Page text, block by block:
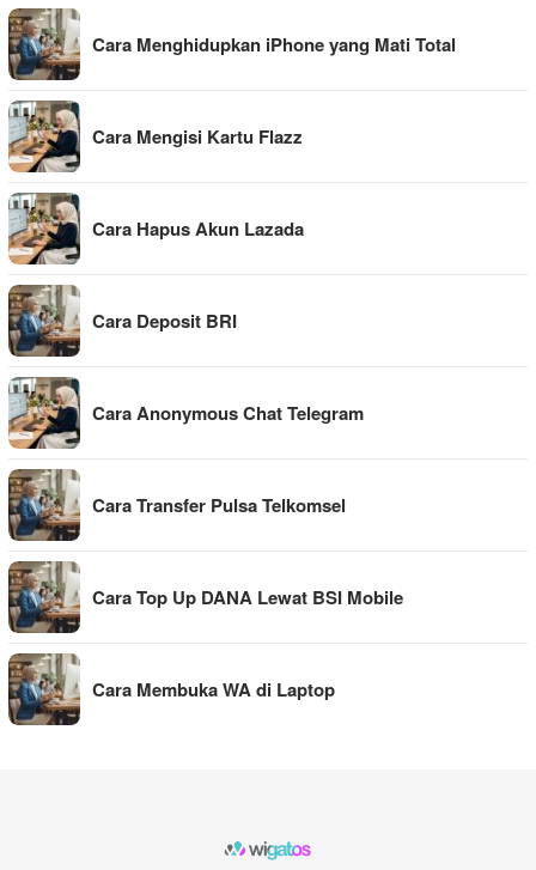
Cara Menghidupkan iPhone yang Mati Total
Cara Mengisi Kartu Flazz
Cara Hapus Akun Lazada
Cara Deposit BRI
Cara Anonymous Chat Telegram
Cara Transfer Pulsa Telkomsel
Cara Top Up DANA Lewat BSI Mobile
Cara Membuka WA di Laptop